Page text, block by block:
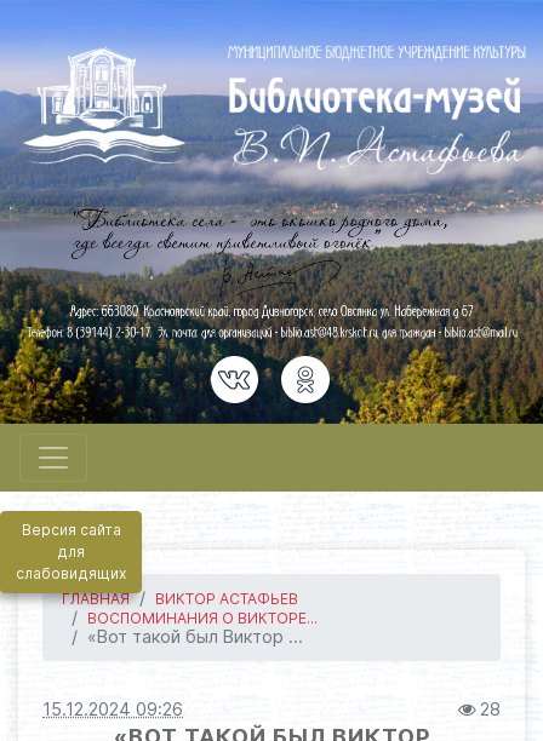
Версия сайта
для
слабовидящих
ГЛАВНАЯ
ВИКТОР АСТАФЬЕВ
ВОСПОМИНАНИЯ О ВИКТОРЕ...
«Вот такой был Виктор ...
15.12.2024 09:26 28